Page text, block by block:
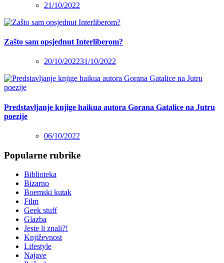
21/10/2022
Zašto sam opsjednut Interliberom?
20/10/202231/10/2022
Predstavljanje knjige haikua autora Gorana Gatalice na Jutru
poezije
06/10/2022
Popularne rubrike
Biblioteka
Bizarno
Boemski kutak
Film
Geek stuff
Glazba
Jeste li znali?!
Književnost
Lifestyle
Najave